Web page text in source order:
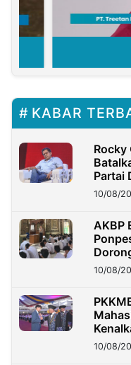
KABAR
Rocky
Partai
10/08/
AKBP
10/08/
10/08/